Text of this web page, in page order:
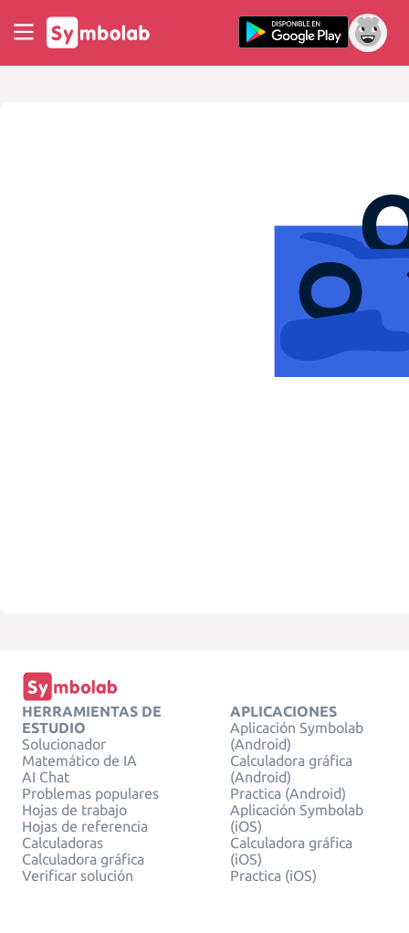
HERRAMIENTAS DE
ESTUDIO
Solucionador
Matemático de IA
AI Chat
Problemas populares
Hojas de trabajo
Hojas de referencia
Calculadoras
Calculadora gráfica
Verificar solución
APLICACIONES
Aplicación Symbolab
(Android)
Calculadora gráfica
(Android)
Practica (Android)
Aplicación Symbolab
(iOS)
Calculadora gráfica
(iOS)
Practica (iOS)